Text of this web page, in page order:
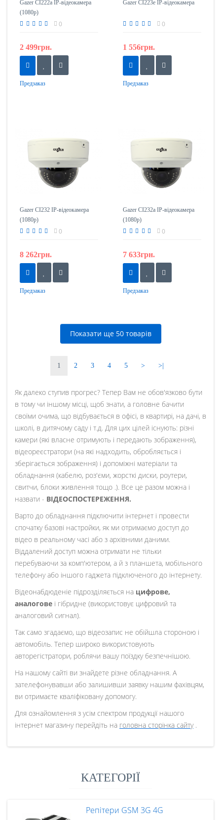
Gazer CI222a IP-відеокамера
(1080p)
0
2 499грн.
Предзаказ
Gazer CI223e IP-відеокамера
0
1 556грн.
Предзаказ
Gazer CI232 IP-відеокамера
(1080p)
0
8 262грн.
Предзаказ
Gazer CI232a IP-відеокамера
(1080p)
0
7 633грн.
Предзаказ
Показати ще 50 товарів
1 2 3 4 5 > >|
Як далеко ступив прогрес? Тепер Вам не обов'язково бути
в тому чи іншому місці, щоб знати, а головне бачити
своїми очима, що відбувається в офісі, в квартирі, на дачі, в
школі, в дитячому саду і т.д. Для цих цілей існують: різні
камери (які власне отримують і передають зображення),
відеореєстратори (на які надходить, обробляється і
зберігається зображення) і допоміжні матеріали та
обладнання (кабелю, роз'єми, жорсткі диски, роутери,
свитчи, блоки живлення тощо .). Все це разом можна і
назвати - ВІДЕОСПОСТЕРЕЖЕННЯ.
Варто до обладнання підключити інтернет і провести
спочатку базові настройки, як ми отримаємо доступ до
відео в реальному часі або з архівними даними.
Віддалений доступ можна отримати не тільки
перебуваючи за комп'ютером, а й з планшета, мобільного
телефону або іншого гаджета підключеного до інтернету.
Відеонабдюденіе підрозділяється на цифрове,
аналогове і гібридне (використовує цифровий та
аналоговий сигнал).
Так само згадаємо, що відеозапис не обійшла стороною і
автомобіль. Тепер широко використовують
авторегістратори, роблячи вашу поїздку безпечнішою.
На нашому сайті ви знайдете різне обладнання. А
зателефонувавши або залишивши заявку нашим фахівцям,
ви отримаєте кваліфіковану допомогу.
Для ознайомлення з усім спектром продукції нашого
інтернет магазину перейдіть на головна сторінка сайту .
КАТЕГОРІЇ
Репітери GSM 3G 4G